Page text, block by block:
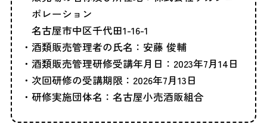
ポレーション
名古屋市中区千代田1-16-1
酒類販売管理者の氏名：安藤 俊輔
酒類販売管理研修受講年月日：2023年7月14日
次回研修の受講期限：2026年7月13日
研修実施団体名：名古屋小売酒販組合